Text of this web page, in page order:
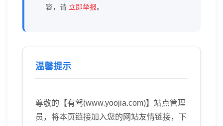
容，请 立即举报。
温馨提示
尊敬的【有驾(www.yoojia.com)】站点管理
员，将本页链接加入您的网站友情链接，下